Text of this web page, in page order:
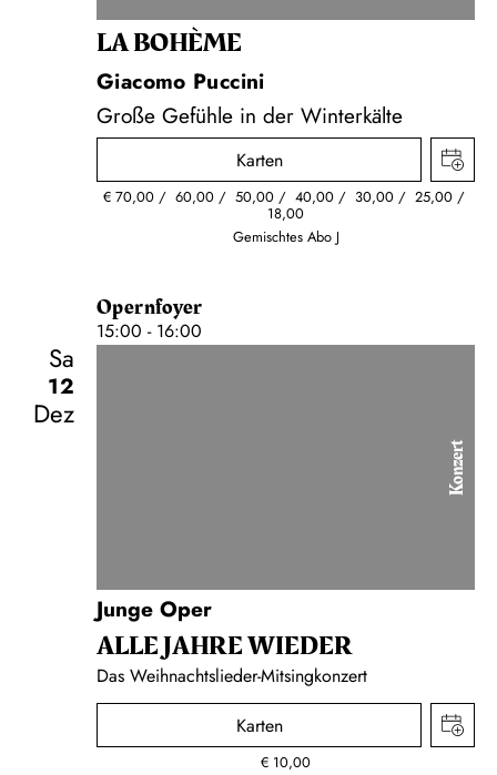
LA BOHÈME
Giacomo Puccini
Große Gefühle in der Winterkälte
Karten
€ 70,00 60,00 50,00 40,00 30,00 25,00
18,00
Gemischtes Abo J
Opernfoyer
15:00 - 16:00
Sa
12
Dez
Konzert
Junge Oper
ALLE JAHRE WIEDER
Das Weihnachtslieder-Mitsingkonzert
Karten
€ 10,00